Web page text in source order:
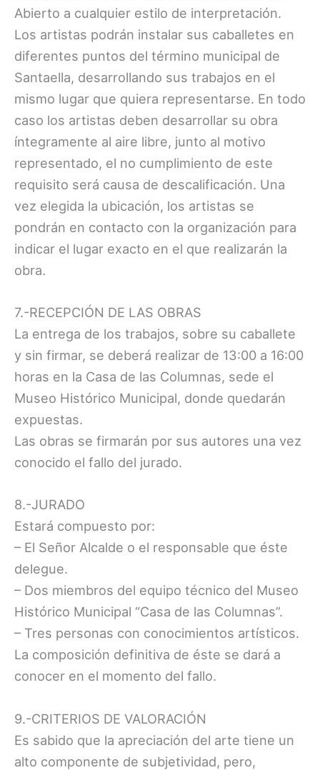
Abierto a cualquier estilo de interpretación.
Los artistas podrán instalar sus caballetes en
diferentes puntos del término municipal de
Santaella, desarrollando sus trabajos en el
mismo lugar que quiera representarse. En todo
caso los artistas deben desarrollar su obra
íntegramente al aire libre, junto al motivo
representado, el no cumplimiento de este
requisito será causa de descalificación. Una
vez elegida la ubicación, los artistas se
pondrán en contacto con la organización para
indicar el lugar exacto en el que realizarán la
obra.
7.-RECEPCIÓN DE LAS OBRAS
La entrega de los trabajos, sobre su caballete
y sin firmar, se deberá realizar de 13:00 a 16:00
horas en la Casa de las Columnas, sede el
Museo Histórico Municipal, donde quedarán
expuestas.
Las obras se firmarán por sus autores una vez
conocido el fallo del jurado.
8.-JURADO
Estará compuesto por:
– El Señor Alcalde o el responsable que éste
delegue.
– Dos miembros del equipo técnico del Museo
Histórico Municipal “Casa de las Columnas”.
– Tres personas con conocimientos artísticos.
La composición definitiva de éste se dará a
conocer en el momento del fallo.
9.-CRITERIOS DE VALORACIÓN
Es sabido que la apreciación del arte tiene un
alto componente de subjetividad, pero,